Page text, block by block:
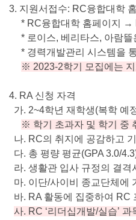
3. 지원서접수: RC융합대학
* RC융합대학 홈페이지 →
* 로이스, 베리타스, 아람뜰
* 경력개발관리 시스템을
※ 2023-2학기 모집에는
4. RA 신청 자격
가. 2~4학년 재학생(복학 예
※ 학기 초과자 및 학기 중
나. RC의 취지에 공감하고
다. 총 평량 평균(GPA 3.0/
라. 생활관 입사 규정의 결
마. 이단/사이비 종교단체에
바. RA 활동에 집중하여 RC
사. RC ‘리더십개발/실습’ 과